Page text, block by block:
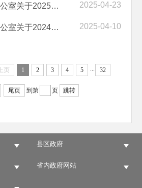
保山市人民政府办公室关于2025年一季度全市政府网站和政府系统政务新媒... 2025-04-23
保山市人民政府办公室关于2024年度政务公开工作考核情况的通报 2025-04-10
上页 1 2 3 4 5 ... 32
尾页 到第 页 跳转
县区政府
省内政府网站